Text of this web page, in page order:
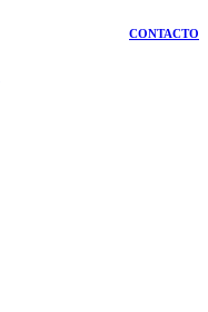
CONTACTO